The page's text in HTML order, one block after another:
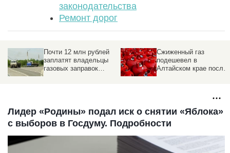
законодательства
Ремонт дорог
​Почти 12 млн рублей
заплатят владельцы
газовых заправок
Сжиженный газ
подешевел в
Алтайском крае после
Лидер «Родины» подал иск о снятии «Яблока»
с выборов в Госдуму. Подробности